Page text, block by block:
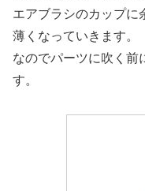
エアブラシのカップに
薄くなっていきます。
なのでパーツに吹く前
す。